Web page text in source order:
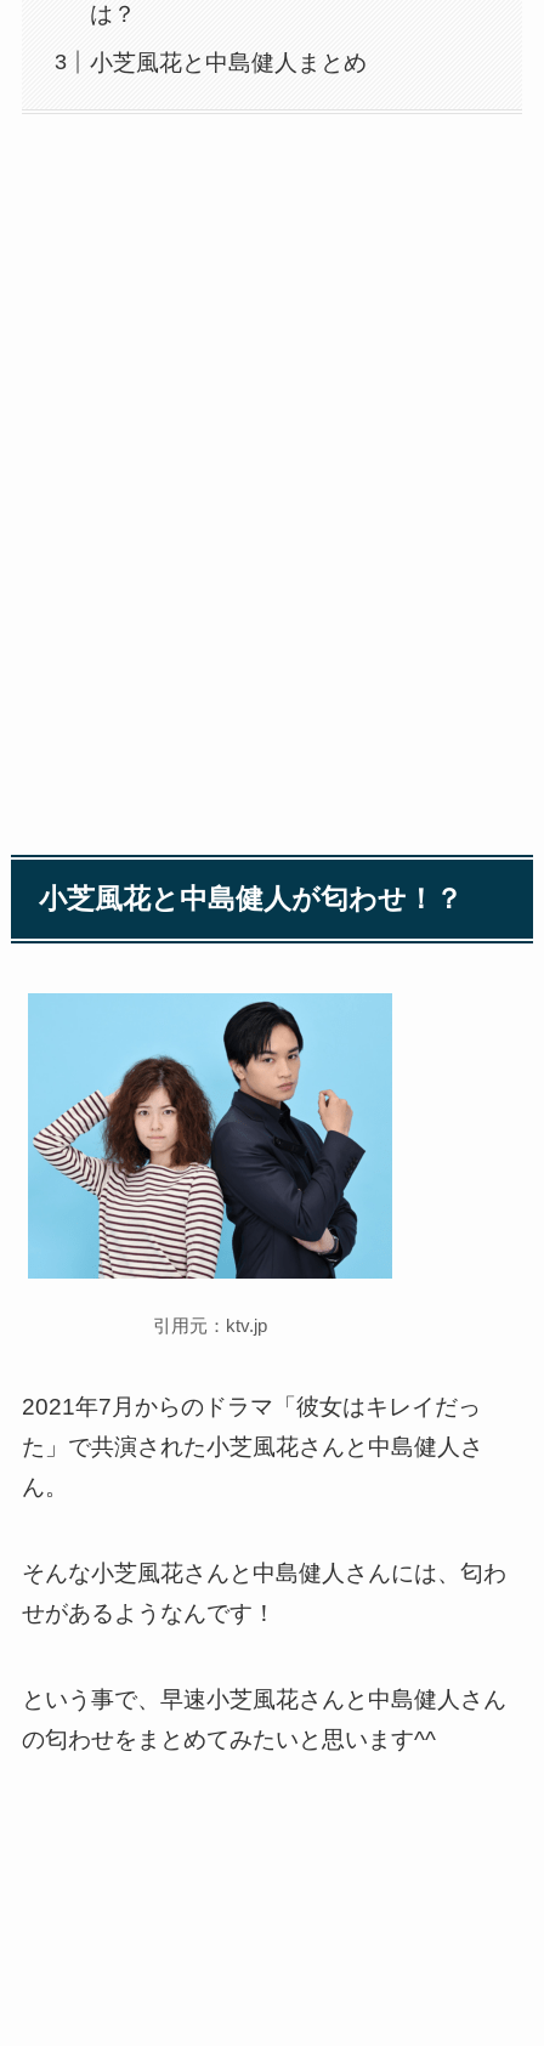
は？
小芝風花と中島健人まとめ
小芝風花と中島健人が匂わせ！？
引用元：ktv.jp
2021年7月からのドラマ「彼女はキレイだっ
た」で共演された小芝風花さんと中島健人さ
ん。
そんな小芝風花さんと中島健人さんには、匂わ
せがあるようなんです！
という事で、早速小芝風花さんと中島健人さん
の匂わせをまとめてみたいと思います^^